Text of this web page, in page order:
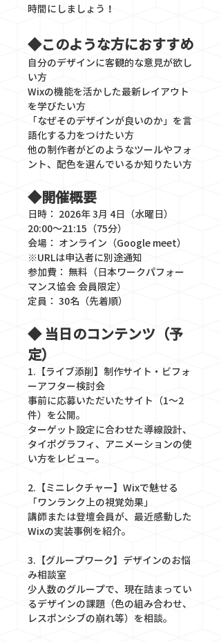
時間にしましょう！
◆このような方におすすめ
自分のデザインに客観的な意見が欲し
い方
Wixの機能を活かした最新レイアウト
を学びたい方
「なぜそのデザインが良いのか」を言
語化する力をつけたい方
他の制作者がどのようなツールやフォ
ント、配色を選んでいるか知りたい方
◆開催概要
日時： 2026年 3月 4日（水曜日）
20:00〜21:15（75分）
会場： オンライン（Google meet）
※URLは申込者に別途通知
参加費： 無料（日本ワークパフォー
マンス協会 会員限定）
定員： 30名（先着順）
◆ 当日のコンテンツ（予
定）
1.【ライブ添削】制作サイト・ビフォ
ーアフター検討会
事前に応募いただいたサイト（1〜2
件）を公開。
ターゲット設定に合わせた導線設計、
タイポグラフィ、アニメーションの使
い方をレビュー。
2.【ミニレクチャー】Wixで魅せる
「ワンランク上の視覚効果」
講師または登壇会員が、最近感動した
Wixの実装事例を紹介。
3.【グループワーク】デザインのお悩
み相談室
少人数のグループで、現在詰まってい
るデザインの課題（色の組み合わせ、
レスポンシブの崩れ等）を相談。